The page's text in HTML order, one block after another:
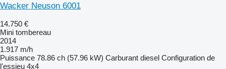
Wacker Neuson 6001
14.750 €
Mini tombereau
2014
1.917 m/h
Puissance 78.86 ch (57.96 kW) Carburant diesel Configuration de
l'essieu 4x4